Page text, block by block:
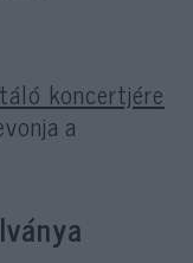
koncertjére
a